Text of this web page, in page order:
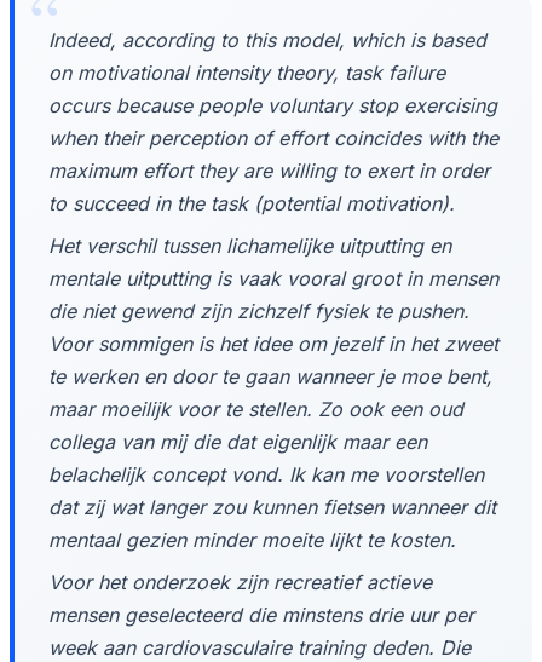
Indeed, according to this model, which is based
on motivational intensity theory, task failure
occurs because people voluntary stop exercising
when their perception of effort coincides with the
maximum effort they are willing to exert in order
to succeed in the task (potential motivation).
Het verschil tussen lichamelijke uitputting en
mentale uitputting is vaak vooral groot in mensen
die niet gewend zijn zichzelf fysiek te pushen.
Voor sommigen is het idee om jezelf in het zweet
te werken en door te gaan wanneer je moe bent,
maar moeilijk voor te stellen. Zo ook een oud
collega van mij die dat eigenlijk maar een
belachelijk concept vond. Ik kan me voorstellen
dat zij wat langer zou kunnen fietsen wanneer dit
mentaal gezien minder moeite lijkt te kosten.
Voor het onderzoek zijn recreatief actieve
mensen geselecteerd die minstens drie uur per
week aan cardiovasculaire training deden. Die